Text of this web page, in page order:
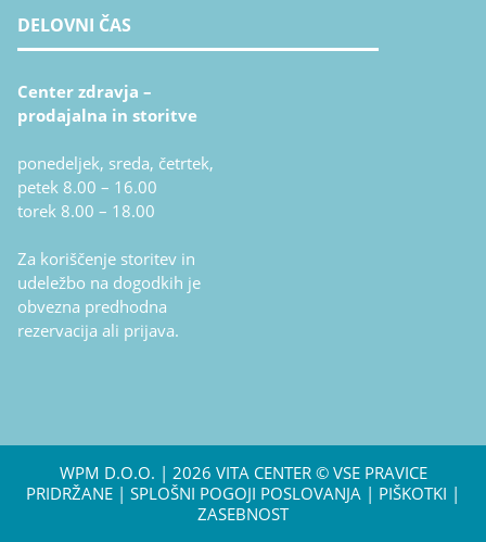
DELOVNI ČAS
Center zdravja –
prodajalna in storitve
ponedeljek, sreda, četrtek,
petek 8.00 – 16.00
torek 8.00 – 18.00
Za koriščenje storitev in
udeležbo na dogodkih je
obvezna predhodna
rezervacija ali prijava.
WPM D.O.O. | 2026 VITA CENTER © VSE PRAVICE
PRIDRŽANE | SPLOŠNI POGOJI POSLOVANJA | PIŠKOTKI |
ZASEBNOST